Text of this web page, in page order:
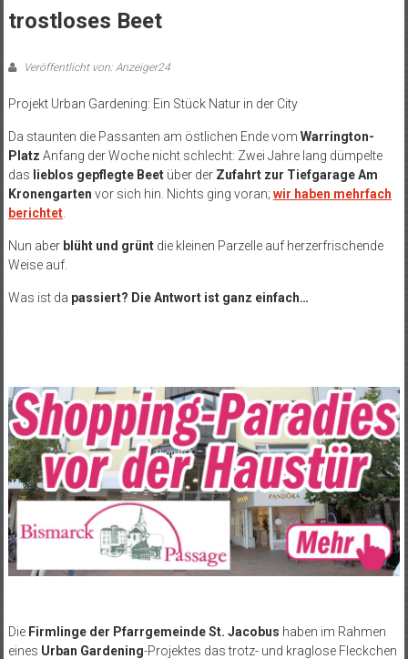
trostloses Beet
Veröffentlicht von: Anzeiger24
Projekt Urban Gardening: Ein Stück Natur in der City
Da staunten die Passanten am östlichen Ende vom Warrington-
Platz Anfang der Woche nicht schlecht: Zwei Jahre lang dümpelte
das lieblos gepflegte Beetüber der Zufahrt zur Tiefgarage Am
Kronengarten vor sich hin. Nichts ging voran; wir haben mehrfach
berichtet.
Nun aber blüht und grüntdie kleinen Parzelle auf herzerfrischende
Weise auf.
Was ist da passiert? Die Antwort ist ganz einfach…
Die Firmlinge der Pfarrgemeinde St. Jacobus haben im Rahmen
eines Urban Gardening-Projektes das trotz- und kraglose Fleckchen